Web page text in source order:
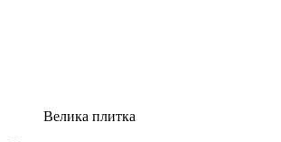
Велика плитка